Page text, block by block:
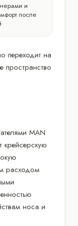
и
после
переходит на
пространство
MAN
расходом
носа и